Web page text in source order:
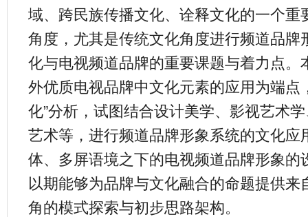
域、跨民族传播文化、诠释文化的一个重
角度，尤其是传统文化角度进行频道品牌
化与电视频道品牌的重要课题与着力点。
外优质电视品牌中文化元素的应用为端点
化”分析，试图结合设计美学、影视艺术
艺术等，进行频道品牌形象系统的文化应
体、多屏语境之下的电视频道品牌形象的
以期能够为品牌与文化融合的命题提供
角的模式探索与初步思路架构。